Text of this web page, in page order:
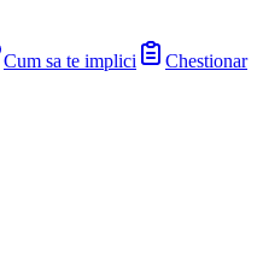
Cum sa te implici
Chestionar